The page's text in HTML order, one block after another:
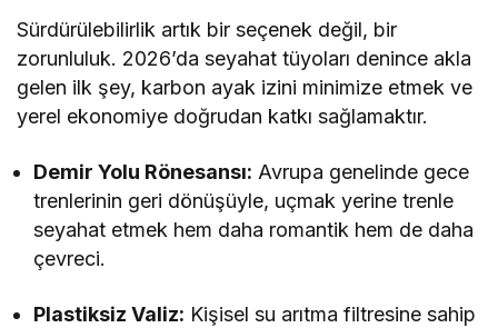
Sürdürülebilirlik artık bir seçenek değil, bir
zorunluluk. 2026’da seyahat tüyoları denince akla
gelen ilk şey, karbon ayak izini minimize etmek ve
yerel ekonomiye doğrudan katkı sağlamaktır.
Demir Yolu Rönesansı: Avrupa genelinde gece
trenlerinin geri dönüşüyle, uçmak yerine trenle
seyahat etmek hem daha romantik hem de daha
çevreci.
Plastiksiz Valiz: Kişisel su arıtma filtresine sahip